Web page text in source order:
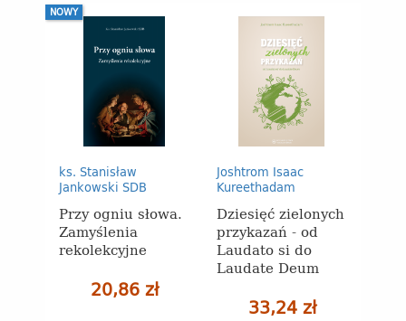
ks. Stanisław
Jankowski SDB
Przy ogniu słowa.
Zamyślenia
rekolekcyjne
20,86 zł
NOWY
Joshtrom Isaac
Kureethadam
Dziesięć zielonych
przykazań - od
Laudato si do
Laudate Deum
33,24 zł